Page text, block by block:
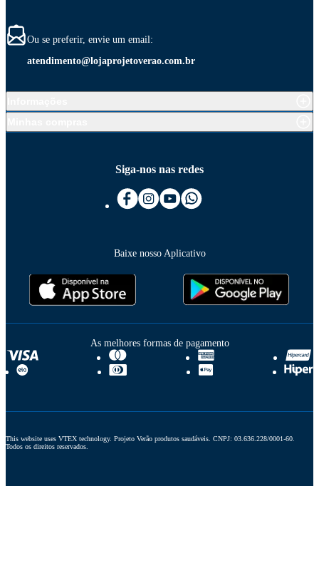
Ou se preferir, envie um email:
atendimento@lojaprojetoverao.com.br
Siga-nos nas redes
Baixe nosso Aplicativo
As melhores formas de pagamento
This website uses VTEX technology. Projeto Verão produtos saudáveis. CNPJ: 03.636.228/0001-60.
Todos os direitos reservados.